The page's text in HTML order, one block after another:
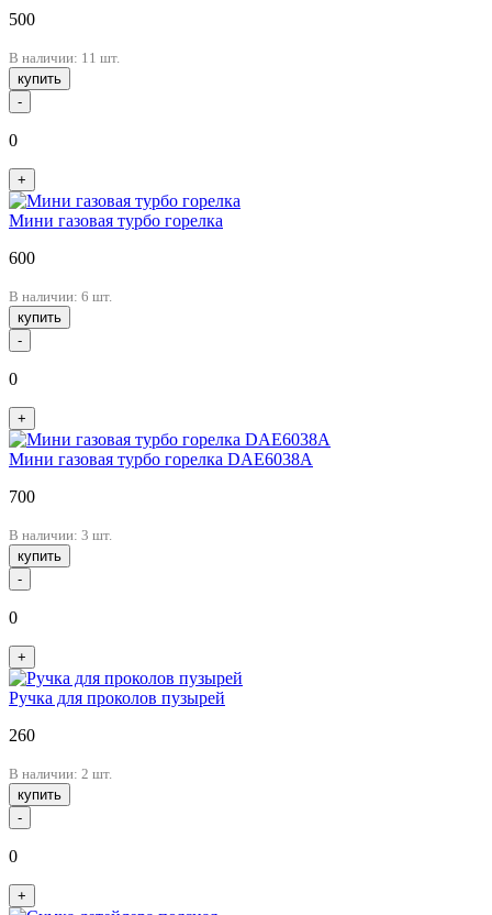
500
В наличии: 11 шт.
купить
-
0
+
Мини газовая турбо горелка
600
В наличии: 6 шт.
купить
-
0
+
Мини газовая турбо горелка DAE6038A
700
В наличии: 3 шт.
купить
-
0
+
Ручка для проколов пузырей
260
В наличии: 2 шт.
купить
-
0
+